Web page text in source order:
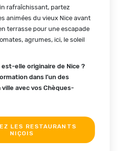
rafraîchissant, partez
animées du vieux Nice avant
terrasse pour une escapade
agrumes, ici, le soleil
est-elle originaire de Nice ?
dans l’un des
avec vos Chèques-
LES RESTAURANTS
NIÇOIS